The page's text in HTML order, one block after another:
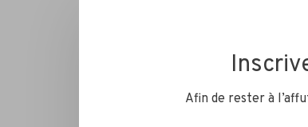
Afin de rester à